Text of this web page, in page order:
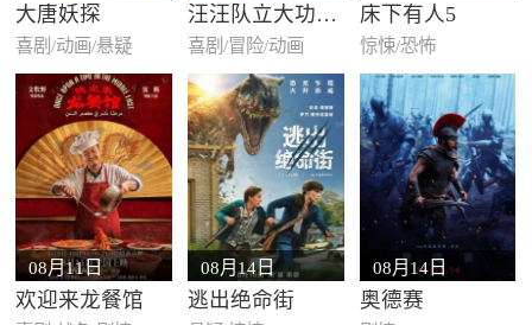
大唐妖探
喜剧/动画/悬疑
汪汪队立大功大电影3：勇闯恐龙…
喜剧/冒险/动画
床下有人5
惊悚/恐怖
08月11日
欢迎来龙餐馆
08月14日
逃出绝命街
08月14日
奥德赛